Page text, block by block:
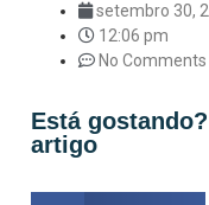
setembro 30,
12:06 pm
No Comments
Está
artigo